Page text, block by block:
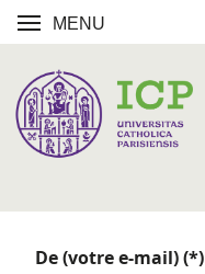
MENU
De (votre e-mail) (*)